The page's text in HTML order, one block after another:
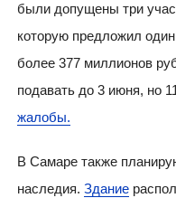
были допущены три
которую предложил
более 377 миллионов
подавать до 3 июня, но
жалобы.
В Самаре также
наследия. Здание